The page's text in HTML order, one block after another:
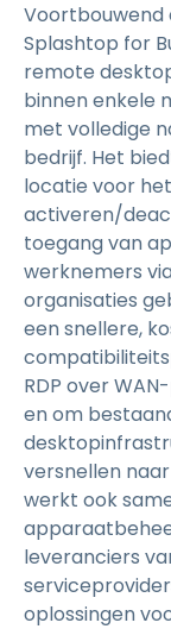
Voortbouwend
Splashtop for
remote
binnen enkele
met volledige
bedrijf. Het
locatie voor
activeren/
toegang van
werknemers
organisaties
een snellere,
RDP over
en om
versnellen
werkt ook
leveranciers
oplossingen